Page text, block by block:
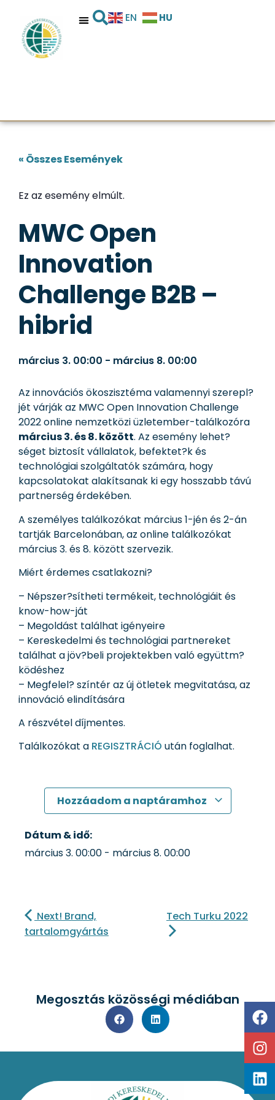
EN HU
« Összes Események
Ez az esemény elmúlt.
MWC Open
Innovation
Challenge B2B –
hibrid
március 3. 00:00 - március 8. 00:00
Az innovációs ökoszisztéma valamennyi szerepl?
jét várják az MWC Open Innovation Challenge
2022 online nemzetközi üzletember-találkozóra
március 3. és 8. között. Az esemény lehet?
séget biztosít vállalatok, befektet?k és
technológiai szolgáltatók számára, hogy
kapcsolatokat alakítsanak ki egy hosszabb távú
partnerség érdekében.
A személyes találkozókat március 1-jén és 2-án
tartják Barcelonában, az online találkozókat
március 3. és 8. között szervezik.
Miért érdemes csatlakozni?
– Népszer?sítheti termékeit, technológiáit és
know-how-ját
– Megoldást találhat igényeire
– Kereskedelmi és technológiai partnereket
találhat a jöv?beli projektekben való együttm?
ködéshez
– Megfelel? színtér az új ötletek megvitatása, az
innováció elindítására
A részvétel díjmentes.
Találkozókat a REGISZTRÁCIÓ után foglalhat.
Hozzáadom a naptáramhoz
Dátum & idő:
március 3. 00:00 - március 8. 00:00
Next! Brand,
tartalomgyártás
Tech Turku 2022
Megosztás közösségi médiában